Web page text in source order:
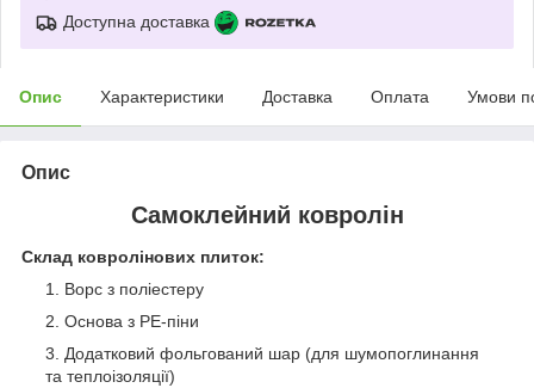
Доступна доставка
Опис Характеристики Доставка Оплата Умови
Опис
Самоклейний ковролін
Склад ковролінових плиток:
Ворс з поліестеру
Основа з РЕ-піни
Додатковий фольгований шар (для шумопоглинання
та теплоізоляції)